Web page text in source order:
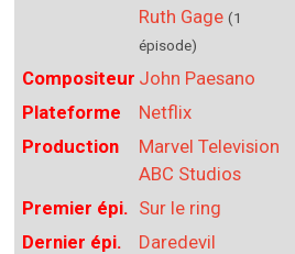
Ruth Gage (1
épisode)
Compositeur John Paesano
Plateforme
Netflix
Production
Marvel Television
ABC Studios
Premier épi. Sur le ring
Dernier épi.
Daredevil